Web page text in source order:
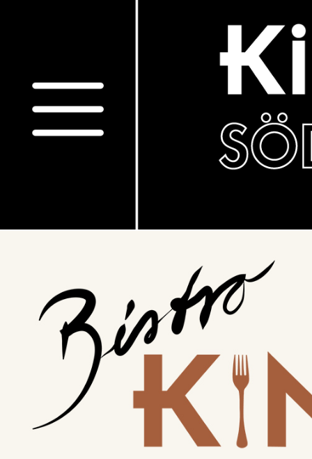
(SMILES OF